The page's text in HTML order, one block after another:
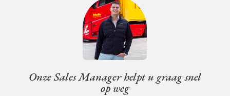
Onze Sales Manager helpt u graag snel
op weg